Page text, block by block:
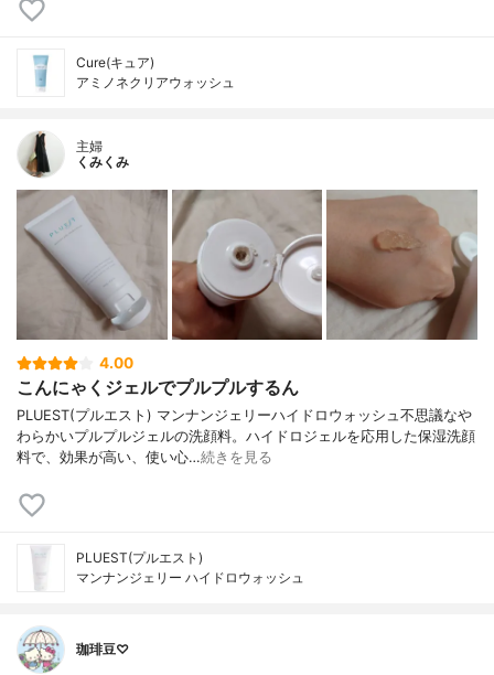
Cure(キュア)
アミノネクリアウォッシュ
主婦
くみくみ
4.00
こんにゃくジェルでプルプルするん
PLUEST(プルエスト) マンナンジェリーハイドロウォッシュ不思議なや
わらかいプルプルジェルの洗顔料。ハイドロジェルを応用した保湿洗顔
料で、効果が高い、使い心…続きを見る
PLUEST(プルエスト)
マンナンジェリー ハイドロウォッシュ
珈琲豆♡